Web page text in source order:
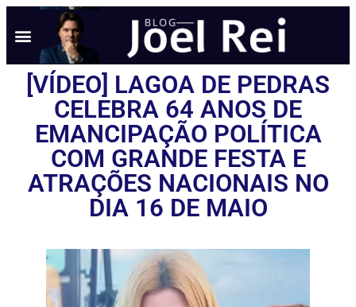
[VÍDEO] LAGOA DE PEDRAS
CELEBRA 64 ANOS DE
EMANCIPAÇÃO POLÍTICA
COM GRANDE FESTA E
ATRAÇÕES NACIONAIS NO
DIA 16 DE MAIO